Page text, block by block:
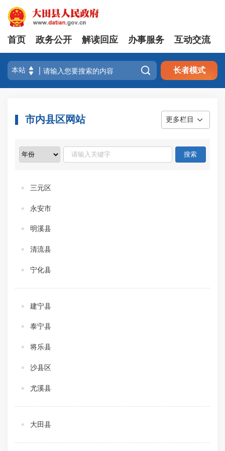
首页 政务公开 解读回应 办事服务 互动交流
 长者模式
市内县区网站 更多栏目
三元区
永安市
明溪县
清流县
宁化县
建宁县
泰宁县
将乐县
沙县区
尤溪县
大田县